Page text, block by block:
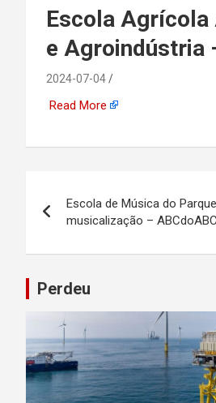
emprego,
offshore,
tecnologia,
automotiva,
indústria
Escola
e Agroindústria
2024-07-04
Read More
de
Post
Escola de Música do
musicalização – ABCdoABC
Perdeu